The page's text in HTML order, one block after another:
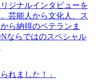
ジナルインタビューを
芸能人から文化人、ス
ら納得のベテランま
ならではのスペシャル
れました！」